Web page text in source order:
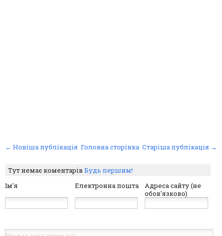
← Новіша публікація Старіша публікація →
Головна сторінка
Тут немає коментарівБудь першим!
Ім'я
Електронна пошта
Адреса сайту (не
обов'язково)